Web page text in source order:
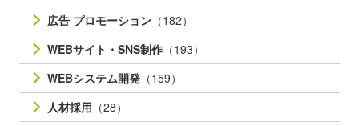
広告 プロモーション （182）
WEBサイト・SNS制作 （193）
WEBシステム開発 （159）
人材採用 （28）